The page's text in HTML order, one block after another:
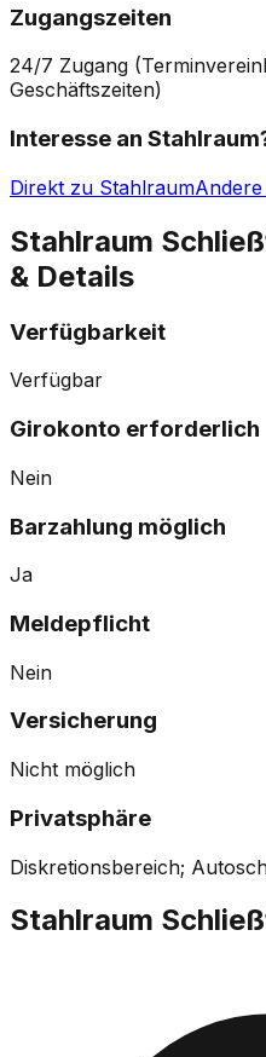
Zugangszeiten
24/7 Zugang
Geschäftszeiten)
Interesse an Stahlraum
Direkt zu Stahlraum
Stahlraum
& Details
Verfügbarkeit
Verfügbar
Girokonto erforderlich
Nein
Barzahlung möglich
Ja
Meldepflicht
Nein
Versicherung
Nicht möglich
Privatsphäre
Diskretionsbereich;
Stahlraum